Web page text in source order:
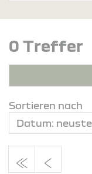
0 Treffer
Sortieren nach